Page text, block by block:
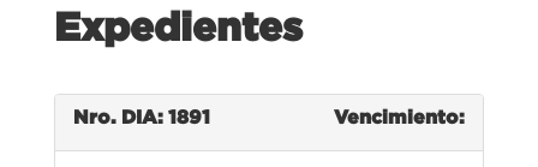
Expedientes
Nro. DIA: 1891 Vencimiento: